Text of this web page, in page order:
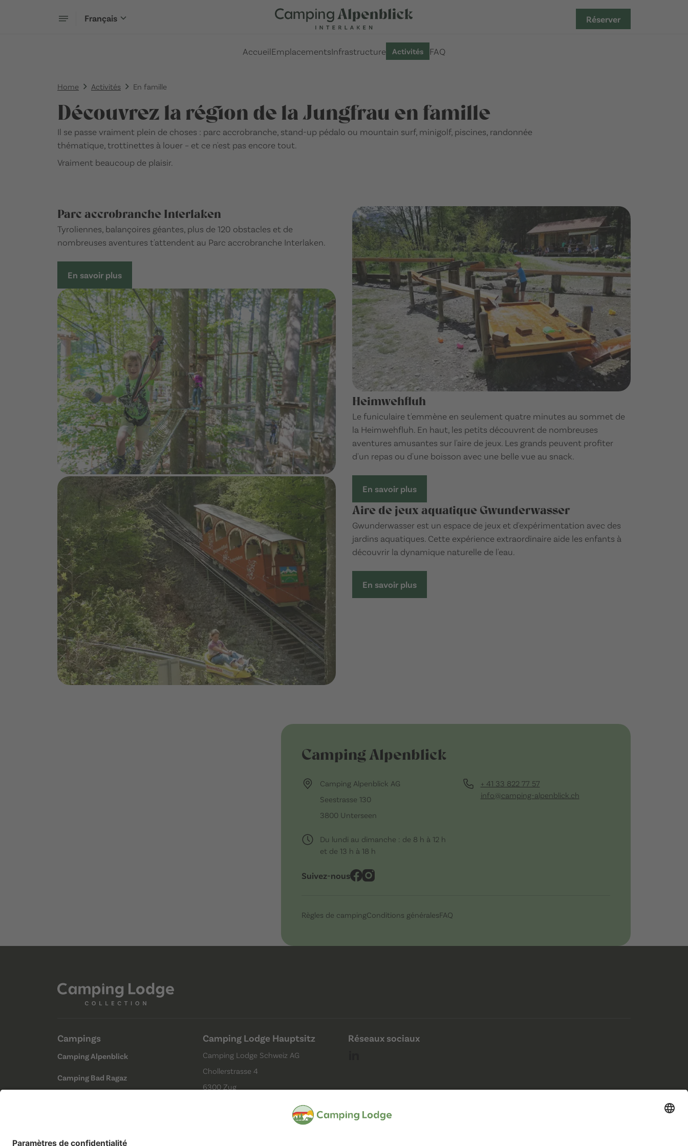
Français Réserver
AccueilEmplacementsInfrastructure Activités FAQ
Home Activités En famille
Découvrez la région de la Jungfrau en famille
Il se passe vraiment plein de choses : parc accrobranche, stand-up pédalo ou mountain surf, minigolf, piscines, randonnée
thématique, trottinettes à louer – et ce n'est pas encore tout.
Vraiment beaucoup de plaisir.
Parc accrobranche Interlaken
Tyroliennes, balançoires géantes, plus de 120 obstacles et de
nombreuses aventures t'attendent au Parc accrobranche Interlaken.
En savoir plus
Heimwehfluh
Le funiculaire t'emmène en seulement quatre minutes au sommet de
la Heimwehfluh. En haut, les petits découvrent de nombreuses
aventures amusantes sur l'aire de jeux. Les grands peuvent profiter
d'un repas ou d'une boisson avec une belle vue au snack.
En savoir plus
Aire de jeux aquatique Gwunderwasser
Gwunderwasser est un espace de jeux et d'expérimentation avec des
jardins aquatiques. Cette expérience extraordinaire aide les enfants à
découvrir la dynamique naturelle de l'eau.
En savoir plus
Camping Alpenblick
Camping Alpenblick AG
Seestrasse 130
3800 Unterseen
+ 41 33 822 77 57
info@camping-alpenblick.ch
Du lundi au dimanche : de 8 h à 12 h
et de 13 h à 18 h
Suivez-nous
Règles de campingConditions généralesFAQ
Campings
Camping Alpenblick
Camping Bad Ragaz
Camping Jungfrau
Camping Lodge Hauptsitz
Camping Lodge Schweiz AG
Chollerstrasse 4
6300 Zug
Réseaux sociaux